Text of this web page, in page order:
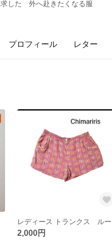
した 外へ赴きたくなる服
プロフィール レター
2,000円